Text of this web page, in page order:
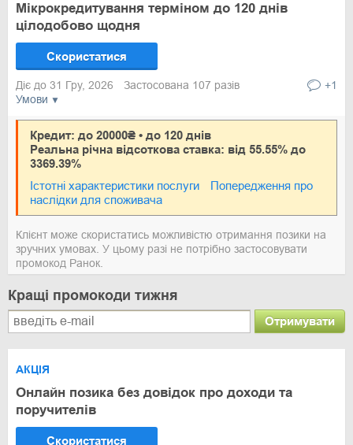
Умови
Мікрокредитування терміном до 120 днів
цілодобово щодня
Скористатися
Діє до 31 Гру, 2026 Застосована 107 разів +1
Кредит: до 20000₴ • до 120 днів
Реальна річна відсоткова ставка: від 55.55% до
3369.39%
Істотні характеристики послуги
Попередження про
наслідки для споживача
Клієнт може скористатись можливістю отримання позики на
зручних умовах. У цьому разі не потрібно застосовувати
промокод Ранок.
Кращі промокоди тижня
Отримувати
АКЦІЯ
Онлайн позика без довідок про доходи та
поручителів
Скористатися